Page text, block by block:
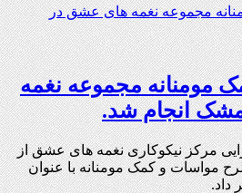
مومنانه مجموعه نغمه
انجام شد.
مرکز نیکوکاری نغمه های عشق از
مواسات و کمک مومنانه با عنوان
داد.